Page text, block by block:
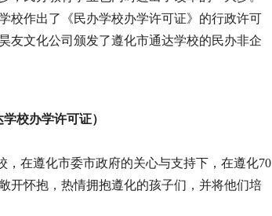
校作出了《民办学校办学许可证》的行政许可
友文化公司颁发了遵化市通达学校的民办非企
学校办学许可证）
在遵化市委市政府的关心与支持下，在遵化70
开怀抱，热情拥抱遵化的孩子们，并将他们培